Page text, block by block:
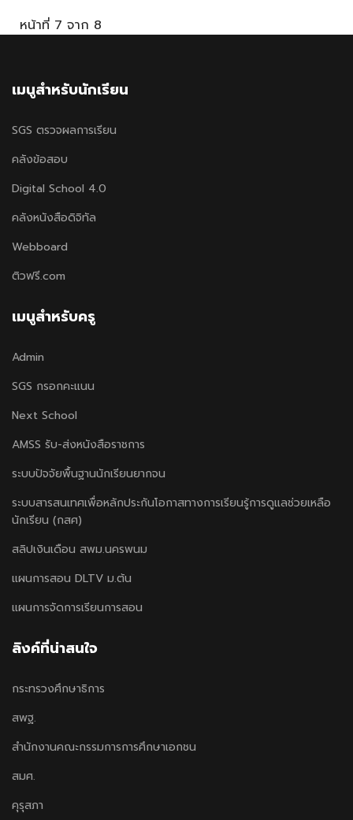
หน้าที่ 7 จาก 8
เมนูสำหรับนักเรียน
SGS ตรวจผลการเรียน
คลังข้อสอบ
Digital School 4.0
คลังหนังสือดิจิทัล
Webboard
ติวฟรี.com
เมนูสำหรับครู
Admin
SGS กรอกคะแนน
Next School
AMSS รับ-ส่งหนังสือราชการ
ระบบปัจจัยพื้นฐานนักเรียนยากจน
ระบบสารสนเทศเพื่อหลักประกันโอกาสทางการเรียนรู้การดูแลช่วยเหลือ
นักเรียน (กสศ)
สลิปเงินเดือน สพม.นครพนม
แผนการสอน DLTV ม.ต้น
แผนการจัดการเรียนการสอน
ลิงค์ที่น่าสนใจ
กระทรวงศึกษาธิการ
สพฐ.
สำนักงานคณะกรรมการการศึกษาเอกชน
สมศ.
คุรุสภา